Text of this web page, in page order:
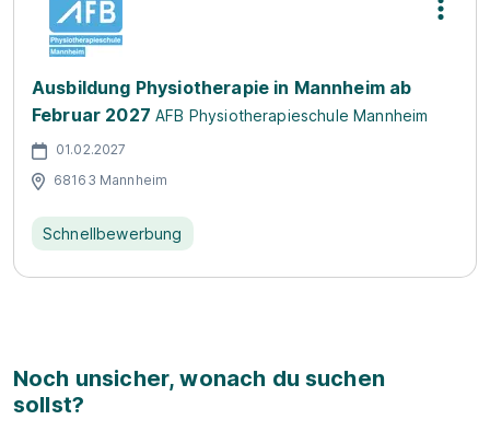
Ausbildung Physiotherapie in Mannheim ab
Februar 2027 AFB Physiotherapieschule Mannheim
01.02.2027
68163 Mannheim
Schnellbewerbung
Noch unsicher, wonach du suchen
sollst?